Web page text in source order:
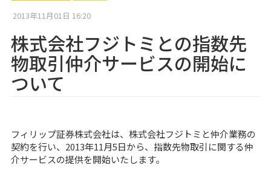
2013年11月01日 16:20
株式会社フジトミとの指数先
物取引仲介サービスの開始に
ついて
フィリップ証券株式会社は、株式会社フジトミと仲介業務の
契約を行い、2013年11月5日から、指数先物取引に関する仲
介サービスの提供を開始いたします。